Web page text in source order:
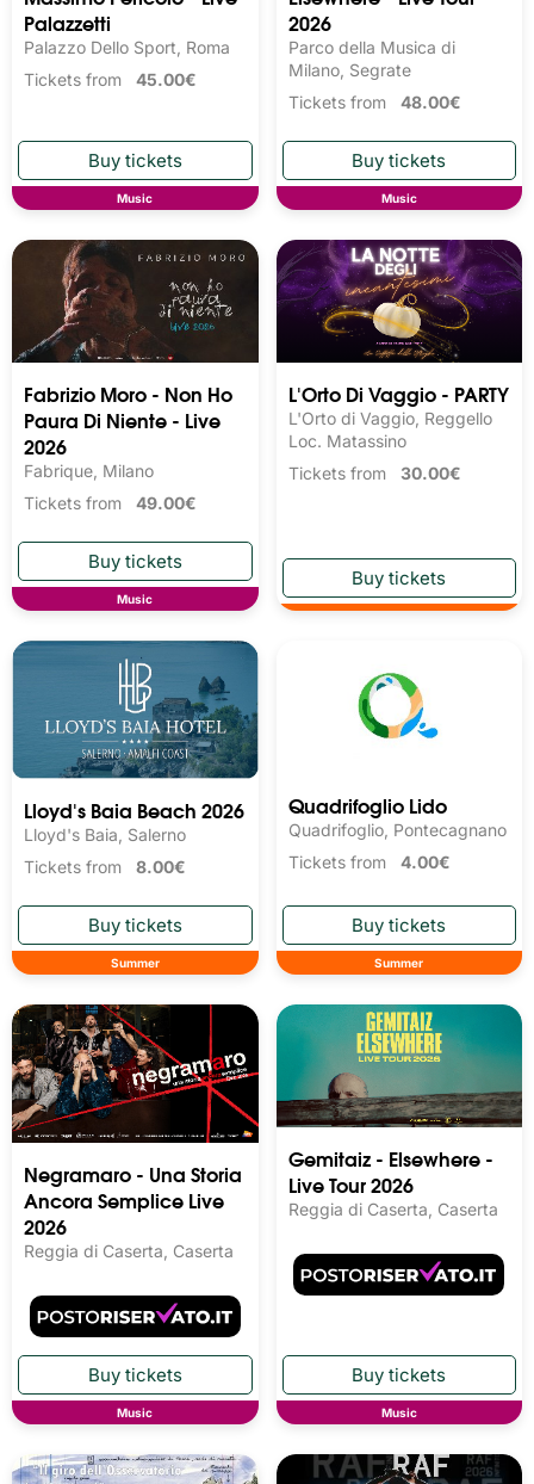
Palazzetti
Palazzo Dello Sport, Roma
Tickets from 45.00€
Music
2026
Parco della Musica di
Milano, Segrate
Tickets from 48.00€
Music
Fabrizio Moro - Non Ho
Paura Di Niente - Live
2026
Fabrique, Milano
Tickets from 49.00€
Music
L'Orto Di Vaggio - PARTY
L'Orto di Vaggio, Reggello
Loc. Matassino
Tickets from 30.00€
Lloyd's Baia Beach 2026
Lloyd's Baia, Salerno
Tickets from 8.00€
Summer
Quadrifoglio Lido
Quadrifoglio, Pontecagnano
Tickets from 4.00€
Summer
Negramaro - Una Storia
Ancora Semplice Live
2026
Reggia di Caserta, Caserta
Music
Gemitaiz - Elsewhere -
Live Tour 2026
Reggia di Caserta, Caserta
Music